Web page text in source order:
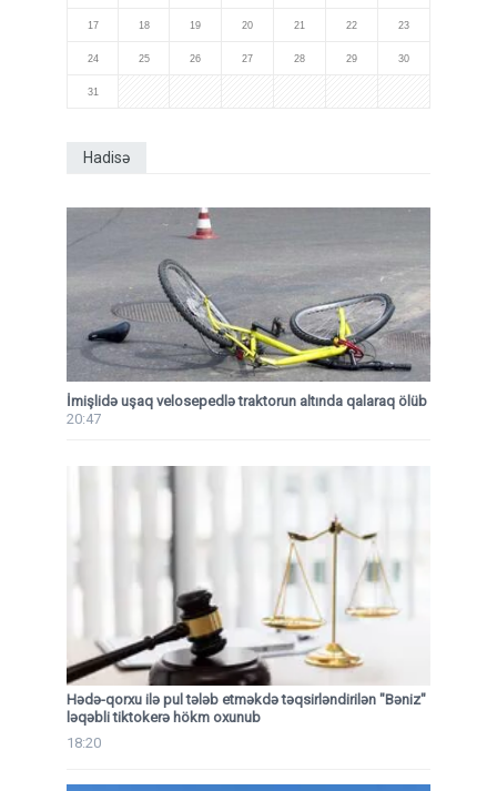
17 18 19 20 21 22 23
24 25 26 27 28 29 30
31
Hadisə
İmişlidə uşaq velosepedlə traktorun altında qalaraq ölüb
20:47
Hədə-qorxu ilə pul tələb etməkdə təqsirləndirilən "Bəniz"
ləqəbli tiktokerə hökm oxunub
18:20